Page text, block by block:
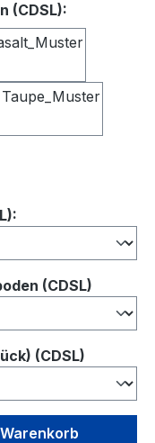
(CDSL):
(CDSL)
(CDSL)